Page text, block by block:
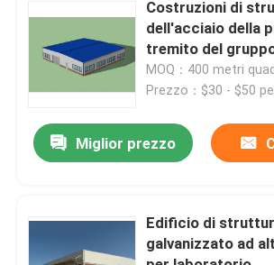
Controllo di qualità
Richieda una citazione
Magazzino della struttura d'acciaio
Struttura d'acciaio leggera
Costruzioni di
dell'acciaio della
tremito del
della struttura
MOQ：400 metri
Prezzo：$30 - $50
Miglior prezzo
Edificio di
galvanizzato ad